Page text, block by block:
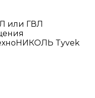
или ГВЛ
Tyvek